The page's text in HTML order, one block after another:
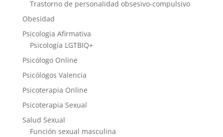
Trastorno de personalidad obsesivo-compulsivo
Obesidad
Psicologia Afirmativa
Psicología LGTBIQ+
Psicólogo Online
Psicólogos Valencia
Psicoterapia Online
Psicoterapia Sexual
Salud Sexual
Función sexual masculina